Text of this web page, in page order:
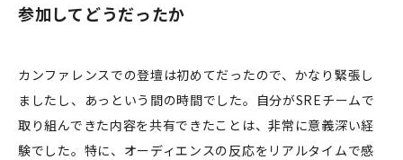
参加してどうだったか
カンファレンスでの登壇は初めてだったので、かなり緊張し
ましたし、あっという間の時間でした。自分がSREチームで
取り組んできた内容を共有できたことは、非常に意義深い経
験でした。特に、オーディエンスの反応をリアルタイムで感